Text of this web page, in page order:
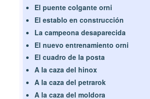
El puente colgante orni
El establo en construcción
La campeona desaparecida
El nuevo entrenamiento orni
El cuadro de la posta
A la caza del hinox
A la caza del petrarok
A la caza del moldora